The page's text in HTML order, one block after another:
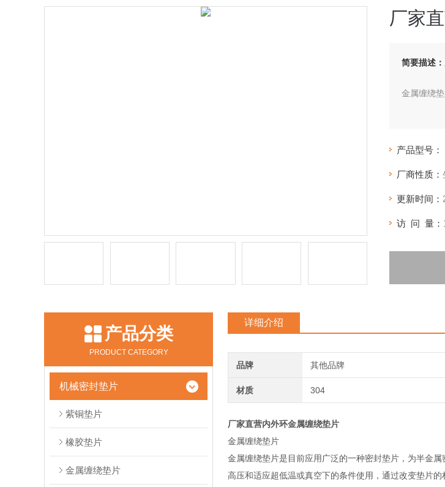
厂家
简要描述：
金属缠绕
产品型号：
厂商性质：
更新时间：
访 问 量：
产品分类
PRODUCT CATEGORY
机械密封垫片
紫铜垫片
橡胶垫片
金属缠绕垫片
详细介绍
品牌 其他品牌
材质 304
厂家直营内外环金属缠绕垫片
金属缠绕垫片
金属缠绕垫片是目前应用广泛的一种密封垫片，为半金
高压和适应超低温或真空下的条件使用，通过改变垫片